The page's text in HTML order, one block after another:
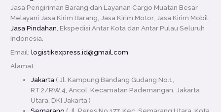
Jasa Pengiriman Barang dan Layanan Cargo Muatan Besar
Melayani Jasa Kirim Barang, Jasa Kirim Motor, Jasa Kirim Mobil,
Jasa Pindahan, Ekspedisi Antar Kota dan Antar Pulau Seluruh
Indonesia.
Email:logistikexpress.id@gmail.com
Alamat:
Jakarta ( Jl. Kampung Bandang Gudang No.1,
RT.2/RW.4, Ancol, Kecamatan Pademangan, Jakarta
Utara, DKI Jakarta )